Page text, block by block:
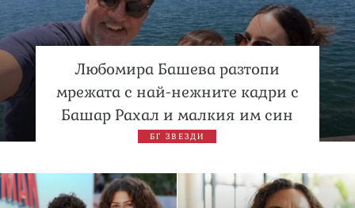
Любомира Башева разтопи
мрежата с най-нежните кадри с
Башар Рахал и малкия им син
БГ ЗВЕЗДИ